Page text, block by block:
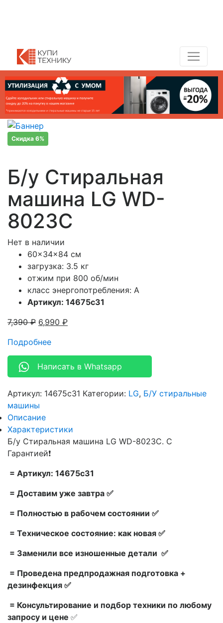
Скидка 6%
Б/у Стиральная
машина LG WD-
8023C
Нет в наличии
60x34x84 см
загрузка: 3.5 кг
отжим при 800 об/мин
класс энергопотребления: A
Артикул: 14675c31
7,390₽ 6,990 ₽
Подробнее
Написать в Whatsapp
Артикул: 14675c31 Категории: LG, Б/У стиральные
машины
Описание
Характеристики
Б/у Стиральная машина LG WD-8023C. С
Гарантией❗
= Артикул: 14675c31
= Доставим уже завтра ✅
= Полностью в рабочем состоянии ✅
= Техническое состояние: как новая ✅
= Заменили все изношенные детали ✅
= Проведена предпродажная подготовка +
дезинфекция ✅
= Консультирование и подбор техники по любому
запросу и цене ✅